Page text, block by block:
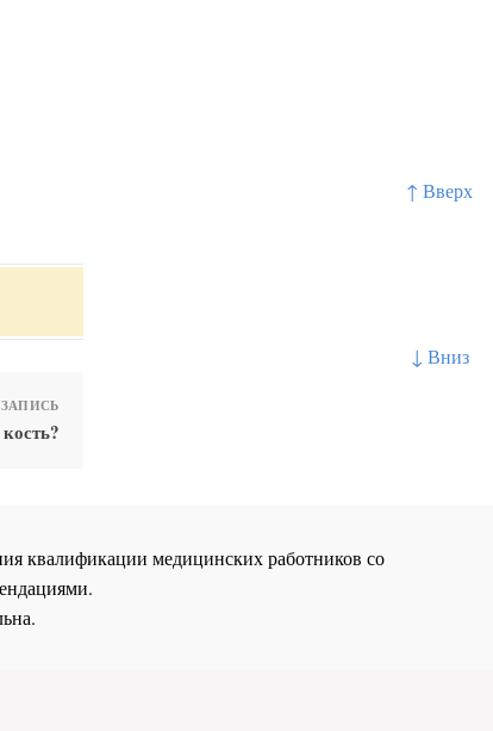
↑ Вверх
↓ Вниз
квалификации медицинских работников со